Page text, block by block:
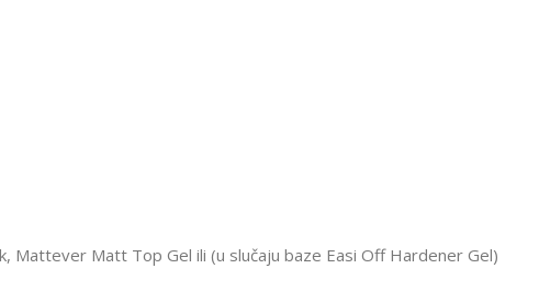
Mattever Matt Top Gel ili (u slučaju baze Easi Off Hardener Gel)